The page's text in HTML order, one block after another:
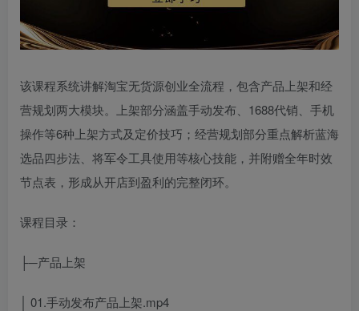
该课程系统讲解淘宝无货源创业全流程，包含产品上架和经
营规划两大模块。上架部分涵盖手动发布、1688代销、手机
操作等6种上架方式及定价技巧；经营规划部分重点解析蓝海
选品四步法、将军令工具使用等核心技能，并附赠全年时效
节点表，形成从开店到盈利的完整闭环。
课程目录：
├─产品上架
│ 01.手动发布产品上架.mp4